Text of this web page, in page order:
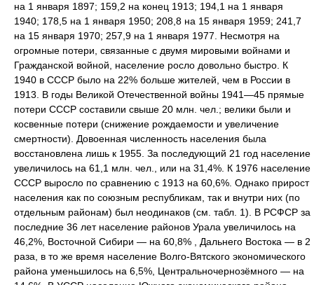
на 1 января 1897; 159,2 на конец 1913; 194,1 на 1 января
1940; 178,5 на 1 января 1950; 208,8 на 15 января 1959; 241,7
на 15 января 1970; 257,9 на 1 января 1977. Несмотря на
огромные потери, связанные с двумя мировыми войнами и
Гражданской войной, население росло довольно быстро. К
1940 в СССР было на 22% больше жителей, чем в России в
1913. В годы Великой Отечественной войны 1941—45 прямые
потери СССР составили свыше 20 млн. чел.; велики были и
косвенные потери (снижение рождаемости и увеличение
смертности). Довоенная численность населения была
восстановлена лишь к 1955. За последующий 21 год население
увеличилось на 61,1 млн. чел., или на 31,4%. К 1976 население
СССР выросло по сравнению с 1913 на 60,6%. Однако прирост
населения как по союзным республикам, так и внутри них (по
отдельным районам) был неодинаков (см. табл. 1). В РСФСР за
последние 36 лет население районов Урала увеличилось на
46,2%, Восточной Сибири — на 60,8% , Дальнего Востока — в 2
раза, в то же время население Волго-Вятского экономического
района уменьшилось на 6,5%, Центральночернозёмного — на